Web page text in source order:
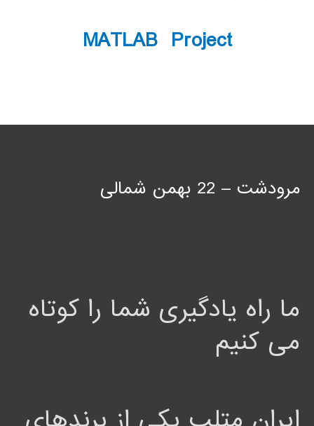
MATLAB Project
مرودشت – 22 بهمن شمالی
ما راه یادگیری شما را کوتاه
می کنیم